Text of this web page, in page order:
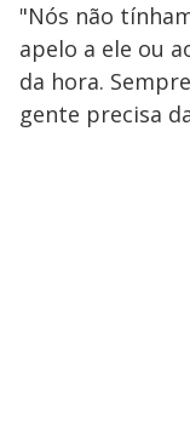
"Nós não
apelo a ele ou
da hora.
gente precisa